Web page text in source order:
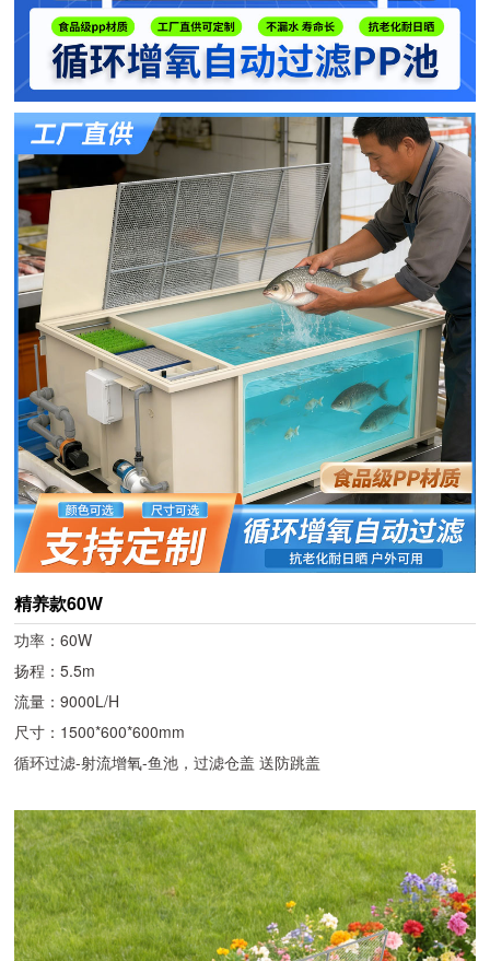
精养款60W
功率：60W
扬程：5.5m
流量：9000L/H
尺寸：1500*600*600mm
循环过滤-射流增氧-鱼池，过滤仓盖 送防跳盖